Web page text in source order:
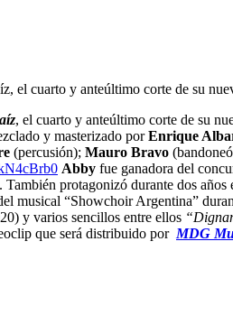
el cuarto y anteúltimo corte de su
, el cuarto y anteúltimo corte de su
y masterizado porEnrique
(percusión); Mauro Bravo
Abby fue ganadora del
protagonizó durante dos
musical “Showchoir Argentina”
y varios sencillos entre ellos
que será distribuido por MDG